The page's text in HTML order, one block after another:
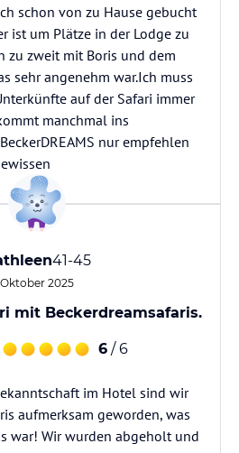
schon von zu Hause gebucht
ist um Plätze in der Lodge zu
zu zweit mit Boris und dem
sehr angenehm war.Ich muss
auf der Safari immer
manchmal ins
nur empfehlen
41-45
Oktober 2025
mit Beckerdreamsafaris.
6 / 6
im Hotel sind wir
aufmerksam geworden, was
war! Wir wurden abgeholt und